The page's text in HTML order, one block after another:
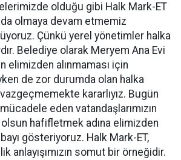
olduğu gibi Halk Mark-ET
olmaya devam etmemiz
Çünkü yerel yönetimler halka
Belediye olarak Meryem Ana Evi
elimizden alınmaması için
de zor durumda olan halka
kararlıyız. Bugün
eden vatandaşlarımızın
hafifletmek adına elimizden
gösteriyoruz. Halk Mark-ET,
anlayışımızın somut bir örneğidir.